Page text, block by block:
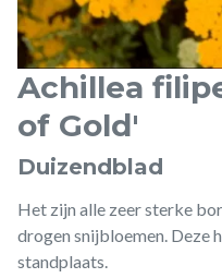
Achillea
of Gold'
Duizendblad
Het zijn alle zeer sterke
drogen snijbloemen. Deze
standplaats.